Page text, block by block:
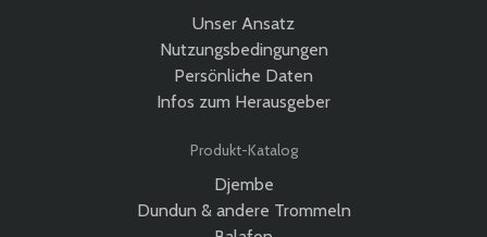
Unser Ansatz
Nutzungsbedingungen
Persönliche Daten
Infos zum Herausgeber
Produkt-Katalog
Djembe
Dundun & andere Trommeln